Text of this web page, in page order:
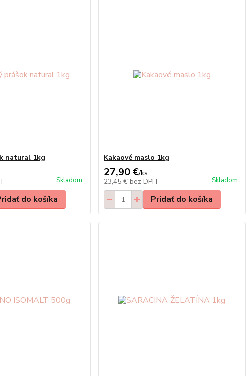
natural 1kg
Skladom
do košíka
Kakaové maslo 1kg
27,90 €/ks
23,45 € bez DPH Skladom
Pridať do košíka